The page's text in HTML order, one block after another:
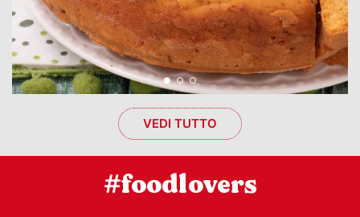
VEDI TUTTO
#foodlovers